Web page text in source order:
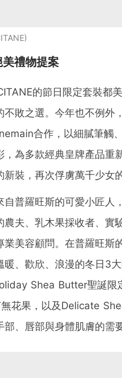
禮物提案
的節日限定套裝都
不敗之選。今年也不例外
合作，以細膩筆觸
，為多款經典皇牌產品重
新裝，再次俘虜萬千少女
自普羅旺斯的可愛小匠人
農夫、乳木果採收者、實
業美容顧問。在普羅旺斯
暖、歡欣、浪漫的冬日3
Shea Butter聖誕限
花果，以及Delicate
、唇部與身體肌膚的需要